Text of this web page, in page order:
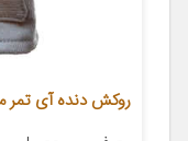
روکش دنده آی تمر